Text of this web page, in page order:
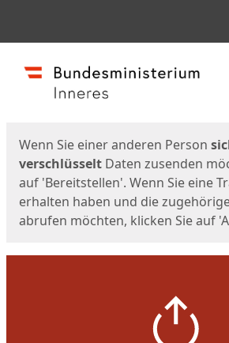
Start
Wenn Sie einer anderen Person
verschlüsselt Daten zusenden
auf 'Bereitstellen'. Wenn Sie eine
erhalten haben und die
abrufen möchten, klicken Sie auf